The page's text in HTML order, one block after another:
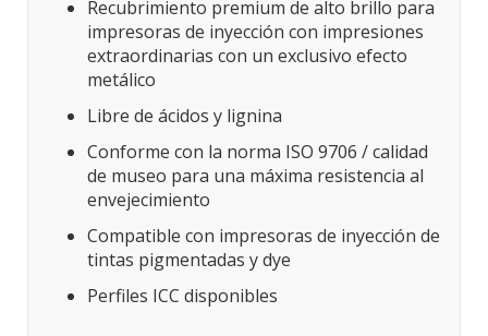
Recubrimiento premium de alto brillo para
impresoras de inyección con impresiones
extraordinarias con un exclusivo efecto
metálico
Libre de ácidos y lignina
Conforme con la norma ISO 9706 / calidad
de museo para una máxima resistencia al
envejecimiento
Compatible con impresoras de inyección de
tintas pigmentadas y dye
Perfiles ICC disponibles